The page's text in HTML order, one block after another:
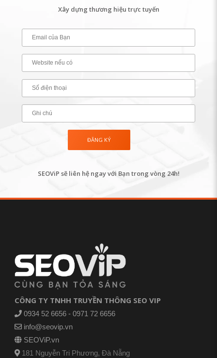
Xây dựng thương hiệu trực tuyến
SEOViP sẽ liên hệ ngay với Bạn trong vòng 24h!
CÔNG TY TNHH TRUYỀN THÔNG SEO VIP
0934 52 6656 - 0971 72 6656
info@seovip.vn
SEOViP.vn
181 Nguyễn Tri Phương, Đà Nẵng